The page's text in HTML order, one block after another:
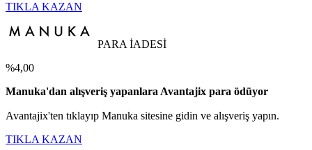
TIKLA KAZAN
PARA İADESİ
%4,00
Manuka'dan alışveriş yapanlara Avantajix para ödüyor
Avantajix'ten tıklayıp Manuka sitesine gidin ve alışveriş yapın.
TIKLA KAZAN